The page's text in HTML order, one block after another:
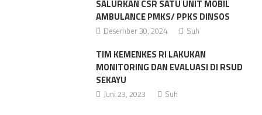
SALURKAN CSR SATU UNIT MOBIL
AMBULANCE PMKS/ PPKS DINSOS
Desember 30, 2024 Suh
TIM KEMENKES RI LAKUKAN
MONITORING DAN EVALUASI DI RSUD
SEKAYU
Juni 23, 2023 Suh